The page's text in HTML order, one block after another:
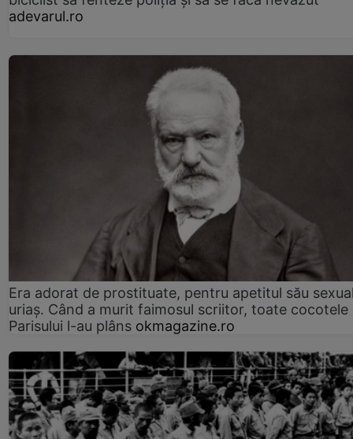
adevarul.ro
Era adorat de prostituate, pentru apetitul său
uriaș. Când a murit faimosul scriitor, toate cocotele
Parisului l-au plâns okmagazine.ro